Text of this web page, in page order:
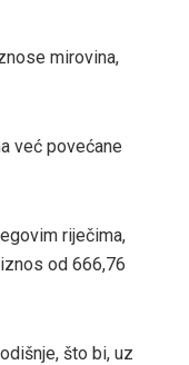
mirovina,
već povećane
riječima,
od 666,76
što bi, uz